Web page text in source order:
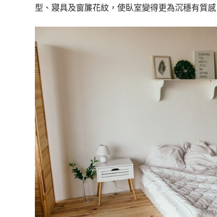
型、寢具及窗簾花紋，使臥室變得更為沉穩有質